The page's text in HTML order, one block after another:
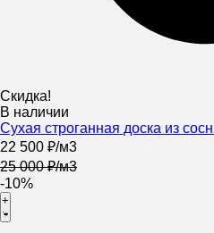
Скидка!
В наличии
Сухая строганная доска из
22 500 ₽/м3
25 000 ₽/м3
-10%
+